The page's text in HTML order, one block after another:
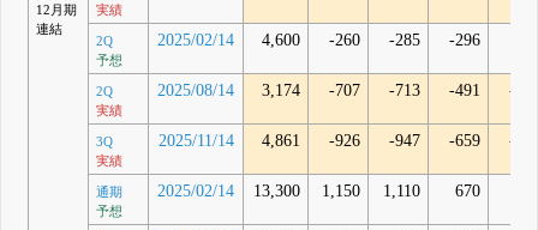
12月期
連結
実績
2Q
予想
2025/02/14 4,600 -260 -285 -296
2Q
実績
2025/08/14 3,174 -707 -713 -491 -
3Q
実績
2025/11/14 4,861 -926 -947 -659 -
通期
予想
2025/02/14 13,300 1,150 1,110 670